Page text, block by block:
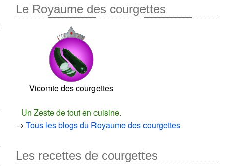
Le Royaume des courgettes
Vicomte des courgettes
Un Zeste de tout en cuisine.
→Tous les blogs du Royaume des courgettes
Les recettes de courgettes